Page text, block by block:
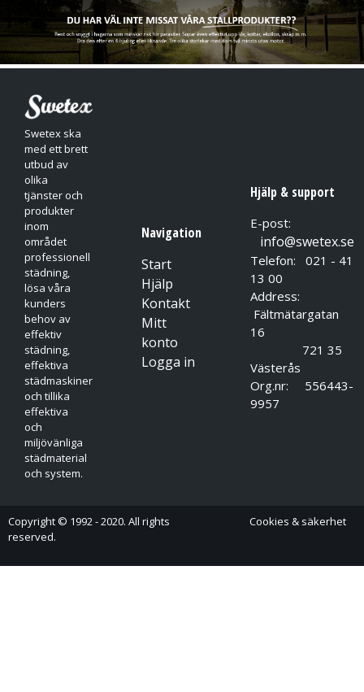
Pris/Enhet
kr/st
1
Swetex ska
med ett brett
utbud av
olika
tjänster och
produkter
inom
området
professionell
städning,
lösa våra
kunders
behov av
effektiv
städning,
effektiva
städmaskiner
och tillika
effektiva
och
miljövänliga
städmaterial
och system.
Navigation
Start
Hjälp
Kontakt
Mitt
konto
Logga in
Hjälp & support
E-post:
info@swetex.se
Telefon: 021 - 41
13 00
Address:
Fältmätargatan
16
721 35
Västerås
Org.nr: 556443-
9957
Copyright © 1992 - 2020. All rights
reserved.
Cookies & säkerhet